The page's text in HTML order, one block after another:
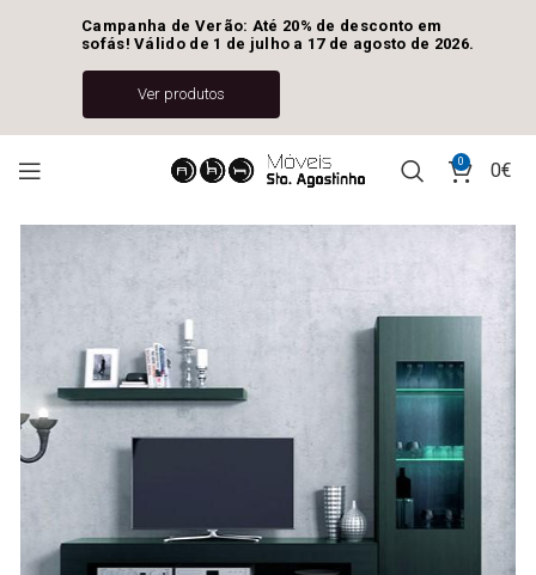
0 0€
Campanha de Verão: Até 20% de desconto em
sofás! Válido de 1 de julho a 17 de agosto de 2026.
Ver produtos